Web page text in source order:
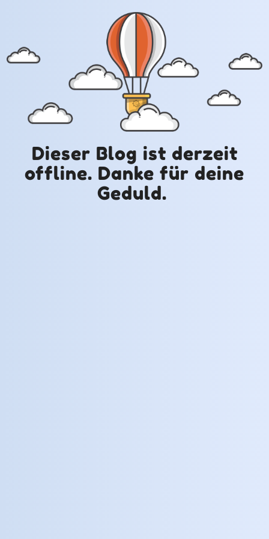
Dieser Blog ist derzeit
offline. Danke für deine
Geduld.